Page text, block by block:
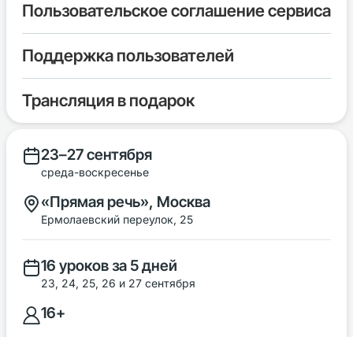
Пользовательское соглашение сервиса
Поддержка пользователей
Трансляция в подарок
23–27 сентября
среда-воскресенье
«Прямая речь», Москва
Ермолаевский переулок, 25
16 уроков за 5 дней
23, 24, 25, 26 и 27 сентября
16+